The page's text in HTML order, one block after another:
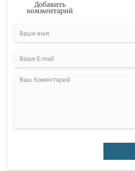
Добавить
комментарий